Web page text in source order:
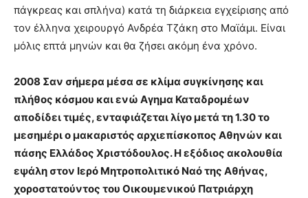
πάγκρεας και σπλήνα) κατά τη διάρκεια εγχείρισης από
τον έλληνα χειρουργό Ανδρέα Τζάκη στο Μαϊάμι. Είναι
μόλις επτά μηνών και θα ζήσει ακόμη ένα χρόνο.
2008 Σαν σήμερα μέσα σε κλίμα συγκίνησης και
πλήθος κόσμου και ενώ Αγημα Καταδρομέων
αποδίδει τιμές, ενταφιάζεται λίγο μετά τη 1.30 το
μεσημέρι ο μακαριστός αρχιεπίσκοπος Αθηνών και
πάσης Ελλάδος Χριστόδουλος. Η εξόδιος ακολουθία
εψάλη στον Ιερό Μητροπολιτικό Ναό της Αθήνας,
χοροστατούντος του Οικουμενικού Πατριάρχη